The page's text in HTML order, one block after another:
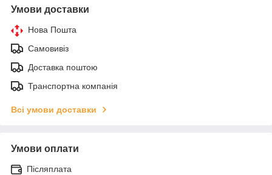
Умови доставки
Нова Пошта
Самовивіз
Доставка поштою
Транспортна компанія
Всі умови доставки
Умови оплати
Післяплата